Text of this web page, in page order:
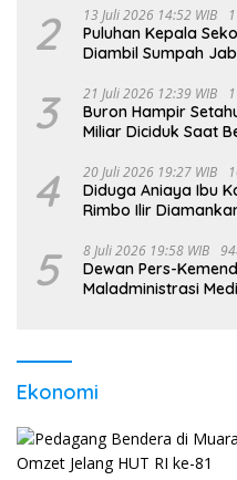
2 13 Juli 2026 14:52 WIB
Puluhan Kepala
Diambil Sumpah
3 21 Juli 2026 12:39 WIB
Buron Hampir
Miliar Diciduk Saat
4 20 Juli 2026 19:27 WIB
Diduga Aniaya Ibu
Rimbo Ilir
5 8 Juli 2026 19:58 WIB
Dewan Pers-
Maladministrasi
Ekonomi